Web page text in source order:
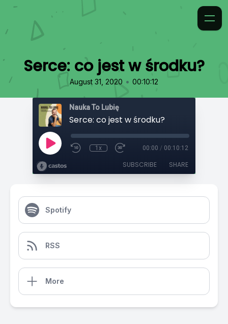
Serce: co jest w środku?
August 31, 2020 • 00:10:12
Nauka To Lubię
Serce: co jest w środku?
1x 00:00 / 00:10:12
SUBSCRIBE SHARE
Spotify
RSS
More